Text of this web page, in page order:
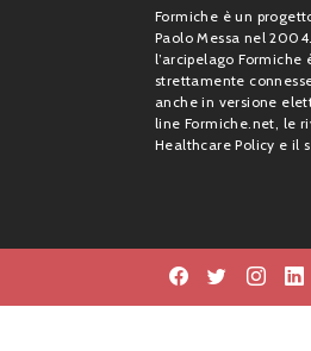
Formiche è un
Paolo Messa nel
l’arcipelago
strettamente
anche in versione
line Formiche.net, le
Healthcare Policy e il